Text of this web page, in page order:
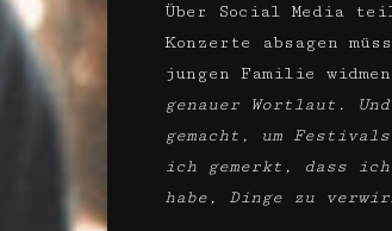
Über Social Media
Konzerte absagen
jungen Familie
genauer Wortlaut.
gemacht, um
ich gemerkt, dass
habe, Dinge zu